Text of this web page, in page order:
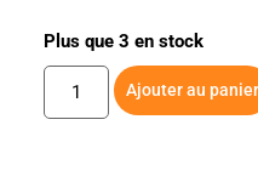
Plus que 3 en stock
Ajouter au panier